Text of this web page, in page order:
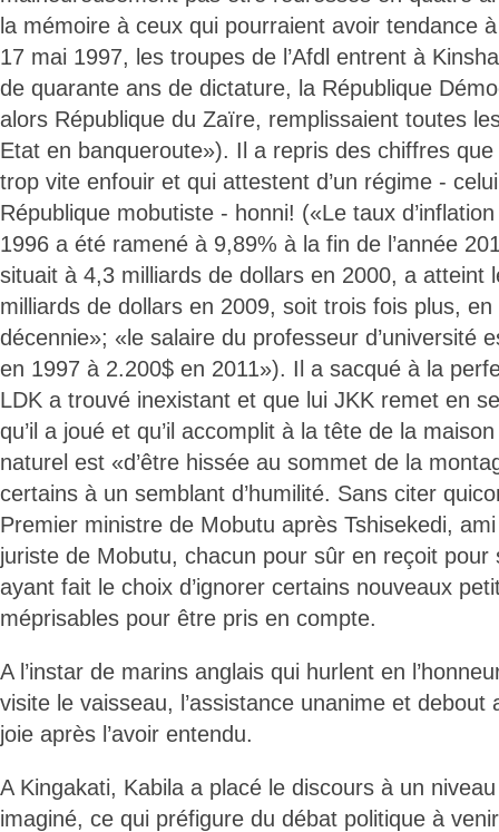
la mémoire à ceux qui pourraient avoir tendance
17 mai 1997, les troupes de l’Afdl entrent à
de quarante ans de dictature, la République
alors République du Zaïre, remplissaient toutes
Etat en banqueroute»). Il a repris des chiffres
trop vite enfouir et qui attestent d’un régime -
République mobutiste - honni! («Le taux
1996 a été ramené à 9,89% à la fin de l’année
situait à 4,3 milliards de dollars en 2000, a atteint
milliards de dollars en 2009, soit trois fois plus, en
décennie»; «le salaire du professeur d’université
en 1997 à 2.200$ en 2011»). Il a sacqué à la
LDK a trouvé inexistant et que lui JKK remet en
qu’il a joué et qu’il accomplit à la tête de la
naturel est «d’être hissée au sommet de la
certains à un semblant d’humilité. Sans citer
Premier ministre de Mobutu après Tshisekedi,
juriste de Mobutu, chacun pour sûr en reçoit pour
ayant fait le choix d’ignorer certains nouveaux
méprisables pour être pris en compte.
A l’instar de marins anglais qui hurlent en
visite le vaisseau, l’assistance unanime et debout
joie après l’avoir entendu.
A Kingakati, Kabila a placé le discours à un
imaginé, ce qui préfigure du débat politique à